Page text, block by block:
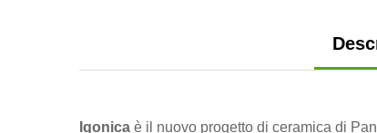
Iqonica è il nuovo progetto di ceramica di